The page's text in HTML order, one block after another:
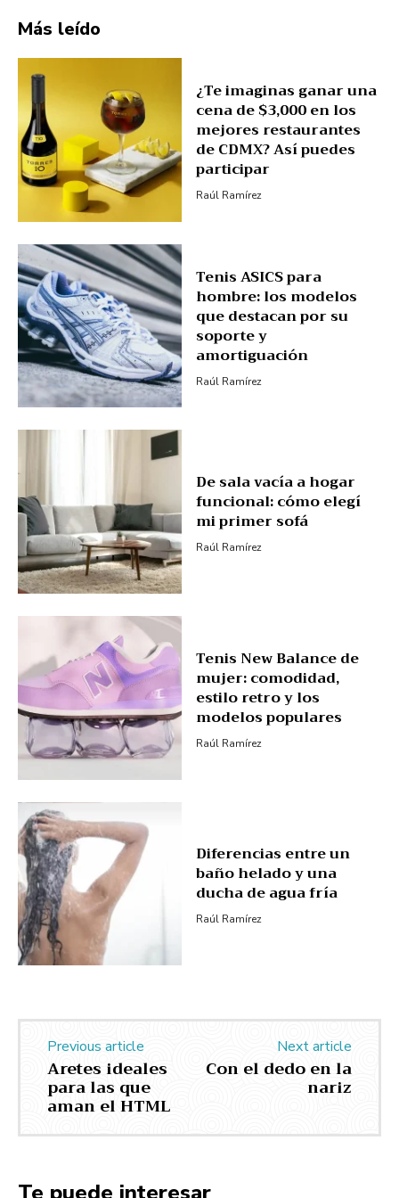
Más leído
¿Te imaginas ganar una
cena de $3,000 en los
mejores restaurantes
de CDMX? Así puedes
participar
Raúl Ramírez
Tenis ASICS para
hombre: los modelos
que destacan por su
soporte y
amortiguación
Raúl Ramírez
De sala vacía a hogar
funcional: cómo elegí
mi primer sofá
Raúl Ramírez
Tenis New Balance de
mujer: comodidad,
estilo retro y los
modelos populares
Raúl Ramírez
Diferencias entre un
baño helado y una
ducha de agua fría
Raúl Ramírez
Previous article
Aretes ideales
para las que
aman el HTML
Next article
Con el dedo en la
nariz